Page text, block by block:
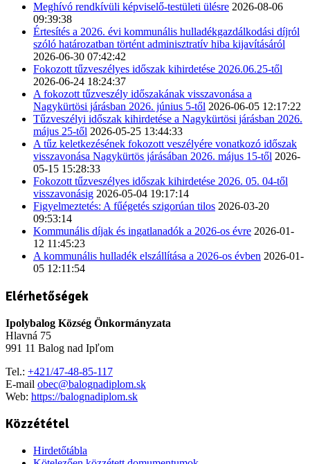
Meghívó rendkívüli képviselő-testületi ülésre 2026-08-06
09:39:38
Értesítés a 2026. évi kommunális hulladékgazdálkodási díjról
szóló határozatban történt adminisztratív hiba kijavításáról
2026-06-30 07:42:42
Fokozott tűzveszélyes időszak kihirdetése 2026.06.25-től
2026-06-24 18:24:37
A fokozott tűzveszély időszakának visszavonása a
Nagykürtösi járásban 2026. június 5-től 2026-06-05 12:17:22
Tűzveszélyi időszak kihirdetése a Nagykürtösi járásban 2026.
május 25-től 2026-05-25 13:44:33
A tűz keletkezésének fokozott veszélyére vonatkozó időszak
visszavonása Nagykürtös járásában 2026. május 15-től 2026-
05-15 15:28:33
Fokozott tűzveszélyes időszak kihirdetése 2026. 05. 04-től
visszavonásig 2026-05-04 19:17:14
Figyelmeztetés: A fűégetés szigorúan tilos 2026-03-20
09:53:14
Kommunális díjak és ingatlanadók a 2026-os évre 2026-01-
12 11:45:23
A kommunális hulladék elszállítása a 2026-os évben 2026-01-
05 12:11:54
Elérhetőségek
Ipolybalog Község Önkormányzata
Hlavná 75
991 11 Balog nad Ipľom
Tel.: +421/47-48-85-117
E-mail obec@balognadiplom.sk
Web: https://balognadiplom.sk
Közzététel
Hirdetőtábla